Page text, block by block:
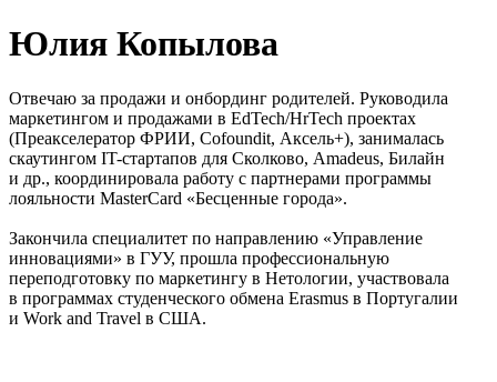
Юлия Копылова
Отвечаю за продажи и онбординг родителей. Руководила
маркетингом и продажами в EdTech/HrTech проектах
(Преакселератор ФРИИ, Cofoundit, Аксель+), занималась
скаутингом IT-стартапов для Сколково, Amadeus, Билайн
и др., координировала работу с партнерами программы
лояльности MasterCard «Бесценные города».
Закончила специалитет по направлению «Управление
инновациями» в ГУУ, прошла профессиональную
переподготовку по маркетингу в Нетологии, участвовала
в программах студенческого обмена Erasmus в Португалии
и Work and Travel в США.